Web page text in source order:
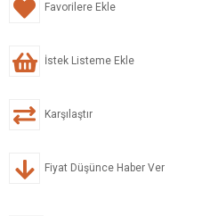
Favorilere Ekle
İstek Listeme Ekle
Karşılaştır
Fiyat Düşünce Haber Ver